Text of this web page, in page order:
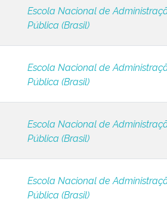
Escola Nacional de
Pública (Brasil)
Escola Nacional de
Pública (Brasil)
Escola Nacional de
Pública (Brasil)
Escola Nacional de
Pública (Brasil)